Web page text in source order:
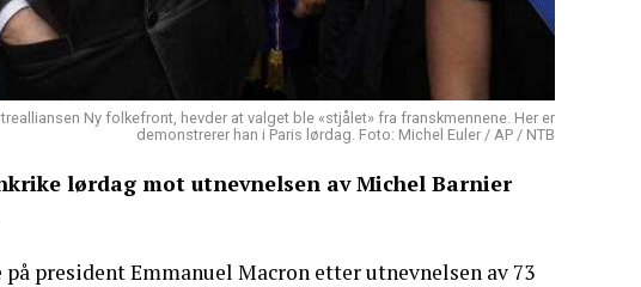
Ny folkefront, hevder at valget ble «stjålet» fra franskmennene. Her er
demonstrerer han i Paris lørdag. Foto: Michel Euler / AP / NTB
lørdag mot utnevnelsen av Michel Barnier
president Emmanuel Macron etter utnevnelsen av 73